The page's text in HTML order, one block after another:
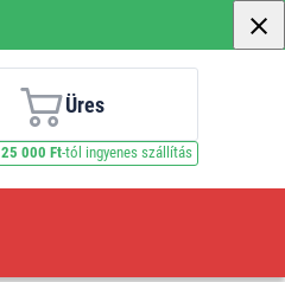
Üres
25 000 Ft-tól ingyenes szállítás